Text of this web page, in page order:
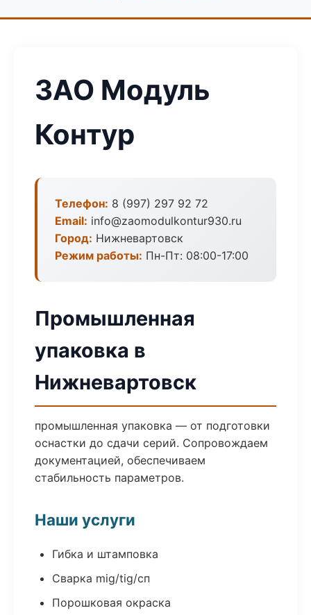
ЗАО Модуль
Контур
Телефон: 8 (997) 297 92 72
Email: info@zaomodulkontur930.ru
Город: Нижневартовск
Режим работы: Пн-Пт: 08:00-17:00
Промышленная
упаковка в
Нижневартовск
промышленная упаковка — от подготовки
оснастки до сдачи серий. Сопровождаем
документацией, обеспечиваем
стабильность параметров.
Наши услуги
Гибка и штамповка
Сварка mig/tig/сп
Порошковая окраска